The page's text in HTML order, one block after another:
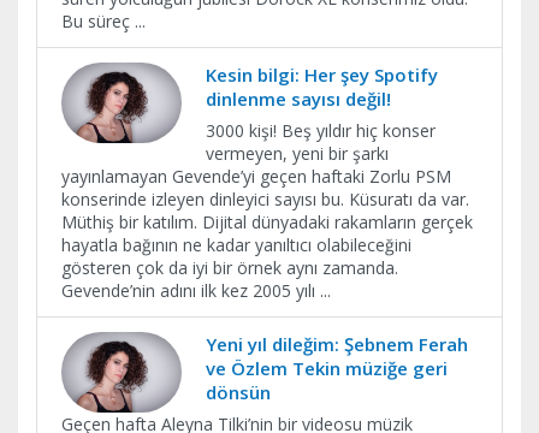
Bu süreç ...
Kesin bilgi: Her şey Spotify
dinlenme sayısı değil!
3000 kişi! Beş yıldır hiç konser
vermeyen, yeni bir şarkı
yayınlamayan Gevende’yi geçen haftaki Zorlu PSM
konserinde izleyen dinleyici sayısı bu. Küsuratı da var.
Müthiş bir katılım. Dijital dünyadaki rakamların gerçek
hayatla bağının ne kadar yanıltıcı olabileceğini
gösteren çok da iyi bir örnek aynı zamanda.
Gevende’nin adını ilk kez 2005 yılı ...
Yeni yıl dileğim: Şebnem Ferah
ve Özlem Tekin müziğe geri
dönsün
Geçen hafta Aleyna Tilki’nin bir videosu müzik